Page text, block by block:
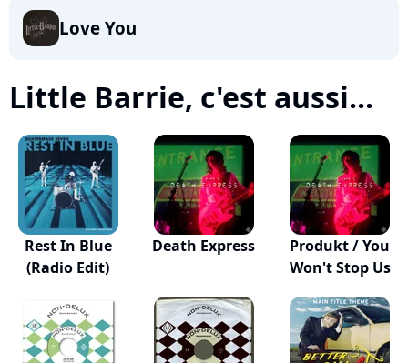
Love You
Little Barrie, c'est aussi...
Rest In Blue
(Radio Edit)
Death Express
Produkt / You
Won't Stop Us